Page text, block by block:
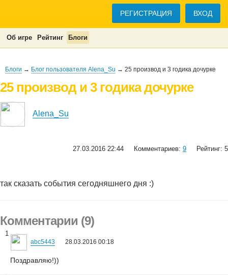
РЕГИСТРАЦИЯ ВХОД
Об игре Рейтинг Блоги
Блоги → Блог пользователя Alena_Su → 25 производ и 3 годика дочурке
25 производ и 3 годика дочурке
Alena_Su
27.03.2016 22:44 Комментариев: 9 Рейтинг: 5
так сказать события сегодняшнего дня :)
Комментарии (9)
1
abc5443 28.03.2016 00:18
Поздравляю!))